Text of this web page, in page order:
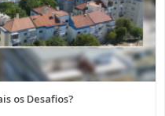
os Desafios?